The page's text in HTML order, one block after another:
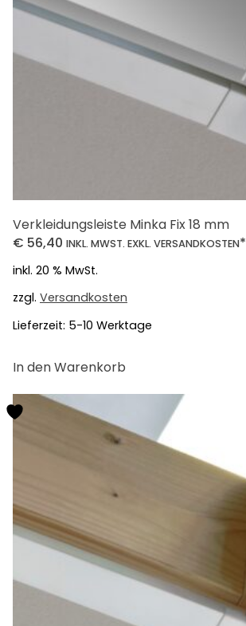
Verkleidungsleiste Minka Fix 18 mm
€ 56,40 INKL. MWST. EXKL. VERSANDKOSTEN*
inkl. 20 % MwSt.
zzgl. Versandkosten
Lieferzeit: 5-10 Werktage
In den Warenkorb